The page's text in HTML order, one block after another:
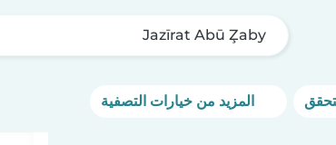
Jazīrat Abū Z̧aby
المزيد من خيارات التصفية